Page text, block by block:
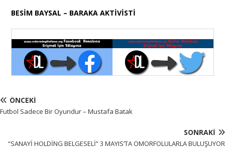
BESİM BAYSAL – BARAKA AKTİVİSTİ
ÖNCEKI
Futbol Sadece Bir Oyundur – Mustafa Batak
SONRAKI
“SANAYİ HOLDİNG BELGESELİ” 3 MAYIS’TA OMORFOLULARLA BULUŞUYOR